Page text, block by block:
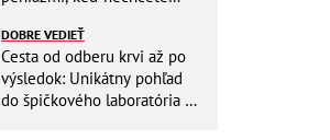
DOBRE VEDIEŤ
Cesta od odberu krvi až po
výsledok: Unikátny pohľad
do špičkového laboratória na